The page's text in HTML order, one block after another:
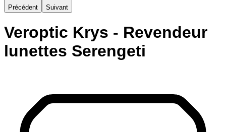
Précédent Suivant
Veroptic Krys - Revendeur
lunettes Serengeti